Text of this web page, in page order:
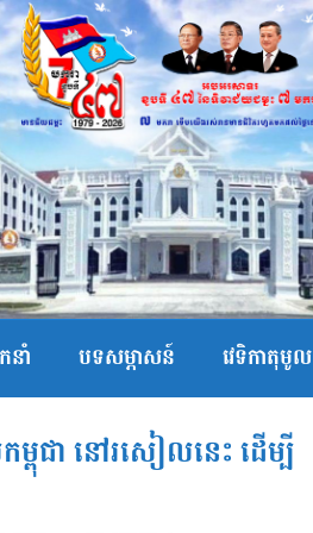
នាំ បទសម្ភាសន៍ វេទិកាតុមូល
ពុជា នៅរសៀលនេះ ដើម្បី